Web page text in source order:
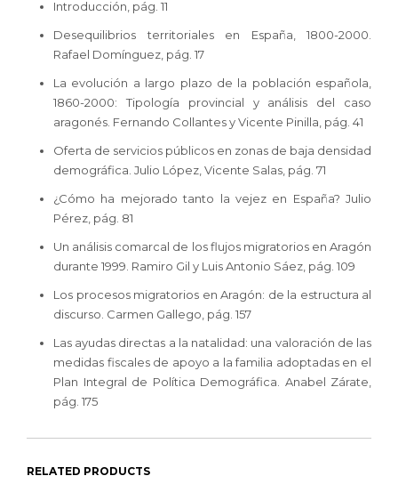
Introducción, pág. 11
Desequilibrios territoriales en España, 1800-2000.
Rafael Domínguez, pág. 17
La evolución a largo plazo de la población española,
1860-2000: Tipología provincial y análisis del caso
aragonés. Fernando Collantes y Vicente Pinilla, pág. 41
Oferta de servicios públicos en zonas de baja densidad
demográfica. Julio López, Vicente Salas, pág. 71
¿Cómo ha mejorado tanto la vejez en España? Julio
Pérez, pág. 81
Un análisis comarcal de los flujos migratorios en Aragón
durante 1999. Ramiro Gil y Luis Antonio Sáez, pág. 109
Los procesos migratorios en Aragón: de la estructura al
discurso. Carmen Gallego, pág. 157
Las ayudas directas a la natalidad: una valoración de las
medidas fiscales de apoyo a la familia adoptadas en el
Plan Integral de Política Demográfica. Anabel Zárate,
pág. 175
RELATED PRODUCTS